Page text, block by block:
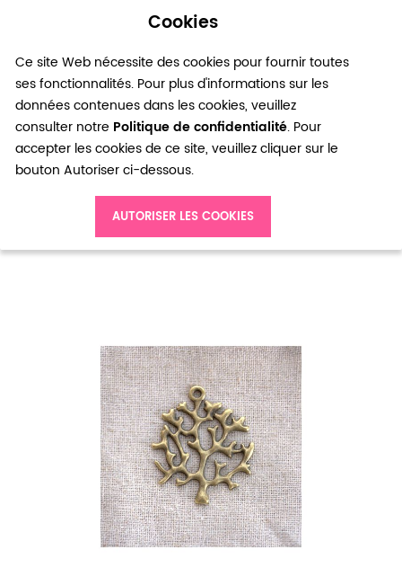
Cookies
Ce site Web nécessite des cookies pour fournir toutes
ses fonctionnalités. Pour plus d'informations sur les
données contenues dans les cookies, veuillez
consulter notre Politique de confidentialité. Pour
accepter les cookies de ce site, veuillez cliquer sur le
bouton Autoriser ci-dessous.
AUTORISER LES COOKIES
0
Breloque Grand arbre simple x 1